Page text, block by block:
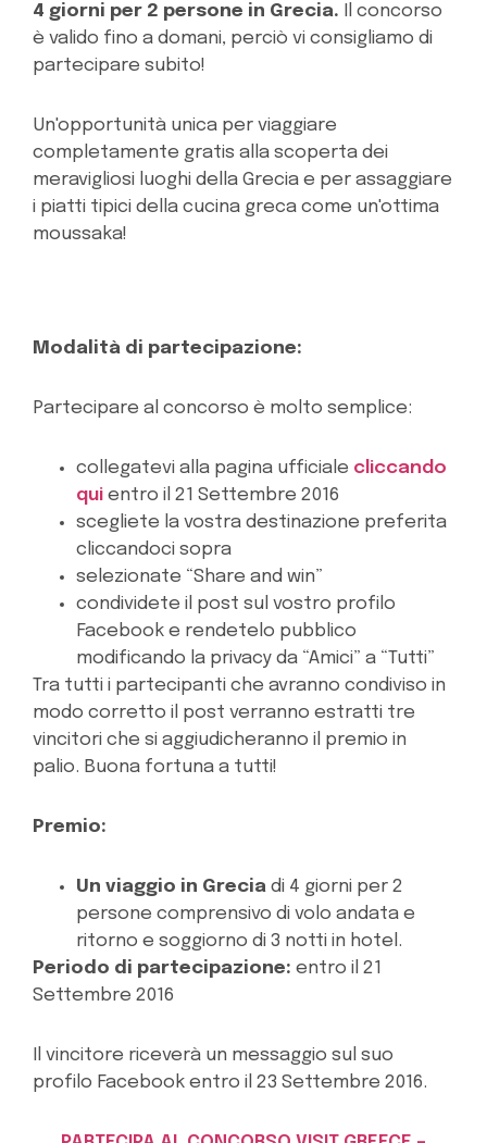
4 giorni per 2 persone in Grecia.
Il concorso
è valido fino a domani, perciò vi consigliamo di
partecipare subito!
Un'opportunità unica per viaggiare
completamente gratis alla scoperta dei
meravigliosi luoghi della Grecia e per assaggiare
i piatti tipici della cucina greca come un'ottima
moussaka!
Modalità di partecipazione:
Partecipare al concorso è molto semplice:
collegatevi alla pagina ufficiale cliccando
qui entro il 21 Settembre 2016
scegliete la vostra destinazione preferita
cliccandoci sopra
selezionate “Share and win”
condividete il post sul vostro profilo
Facebook e rendetelo pubblico
modificando la privacy da “Amici” a “Tutti”
Tra tutti i partecipanti che avranno condiviso in
modo corretto il post verranno estratti tre
vincitori che si aggiudicheranno il premio in
palio. Buona fortuna a tutti!
Premio:
Un viaggio in Grecia di 4 giorni per 2
persone comprensivo di volo andata e
ritorno e soggiorno di 3 notti in hotel.
Periodo di partecipazione: entro il 21
Settembre 2016
Il vincitore riceverà un messaggio sul suo
profilo Facebook entro il 23 Settembre 2016.